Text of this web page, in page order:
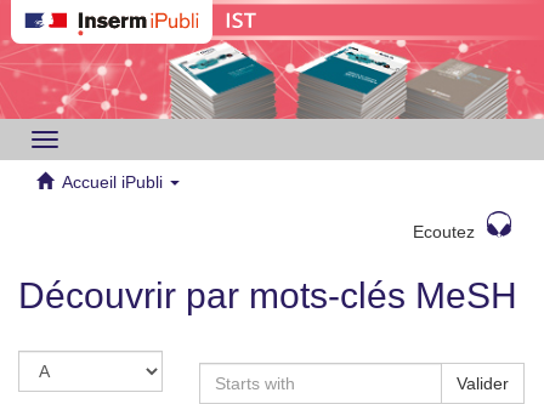
Toggle
navigation
Accueil iPubli
Ecoutez
Découvrir par mots-clés MeSH
Valider